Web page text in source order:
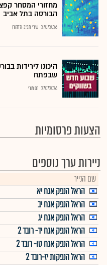
מחזורי המסחר
הבורסה בתל אביב
27.07.2026 שירי חביב-ולדהורן
היכונו לירידות
שבפתח
27.07.2026 רם מורי
הצעות פרסומיות
ניירות ערך נוספים
שם הנייר
הראל הנפק אגח יא
הראל הנפק אגח יב
הראל הנפק אגח יג
הראל הנפק אגח יד- רובד 2
הראל הנפק אגח טו- רובד 2
הראל הנפקות יז-רובד 2